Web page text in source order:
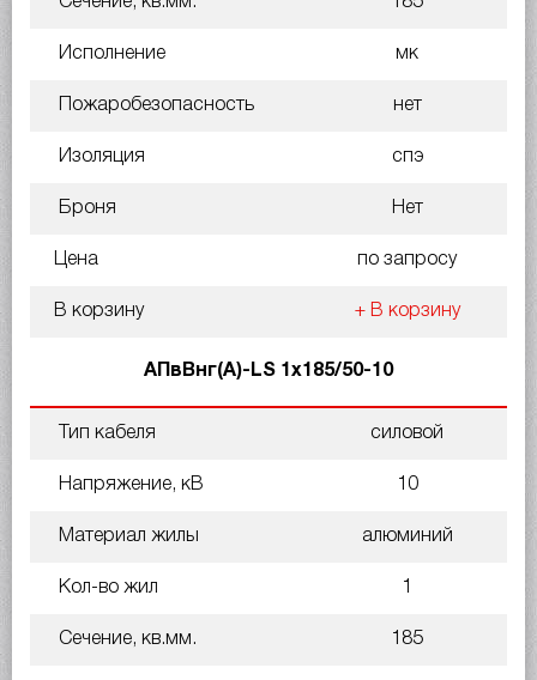
Исполнение мк
Пожаробезопасность нет
Изоляция спэ
Броня Нет
Цена по запросу
В корзину + В корзину
АПвВнг(A)-LS 1х185/50-10
Тип кабеля силовой
Напряжение, кВ 10
Материал жилы алюминий
Кол-во жил 1
Сечение, кв.мм. 185